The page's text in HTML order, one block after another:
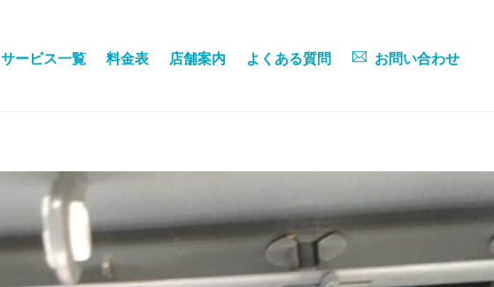
サービス一覧 料金表 店舗案内 よくある質問 お問い合わせ